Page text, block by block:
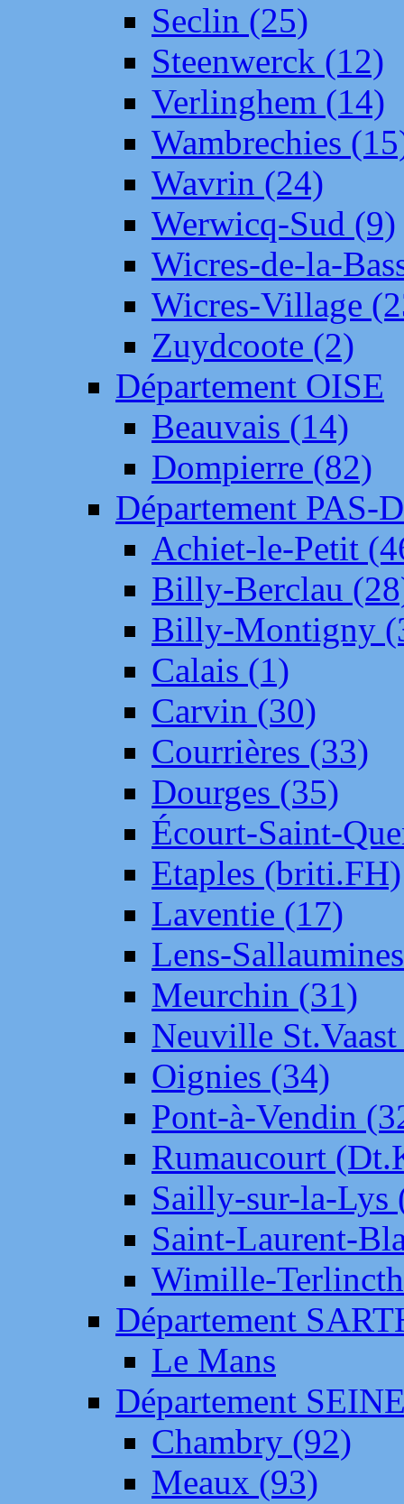
Seclin (25)
Steenwerck (12)
Verlinghem (14)
Wambrechies
Wavrin (24)
Werwicq-Sud (9)
Wicres-de-la-
Wicres-Village
Zuydcoote (2)
Département OISE
Beauvais (14)
Dompierre (82)
Département PAS-
Achiet-le-Petit
Billy-Berclau
Billy-Montigny
Calais (1)
Carvin (30)
Courrières (33)
Dourges (35)
Écourt-Saint-
Etaples (briti.FH)
Laventie (17)
Lens-
Meurchin (31)
Neuville
Oignies (34)
Pont-à-Vendin
Rumaucourt
Sailly-sur-la-Lys
Saint-Laurent-
Wimille-
Département
Le Mans
Département
Chambry (92)
Meaux (93)